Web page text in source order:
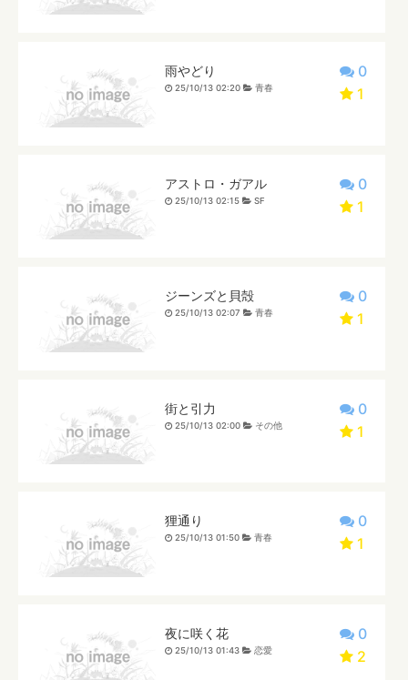
0
1
雨やどり
25/10/13 02:20 青春
0
1
アストロ・ガアル
25/10/13 02:15 SF
0
1
ジーンズと貝殻
25/10/13 02:07 青春
0
1
街と引力
25/10/13 02:00 その他
0
1
狸通り
25/10/13 01:50 青春
0
2
夜に咲く花
25/10/13 01:43 恋愛